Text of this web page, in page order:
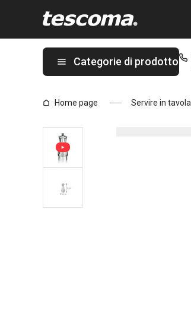
Categorie di prodotto
Home page Servire in tavola